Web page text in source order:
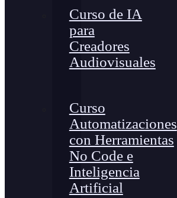
Curso de IA
para
Creadores
Audiovisuales
Curso
Automatizaciones
con Herramientas
No Code e
Inteligencia
Artificial